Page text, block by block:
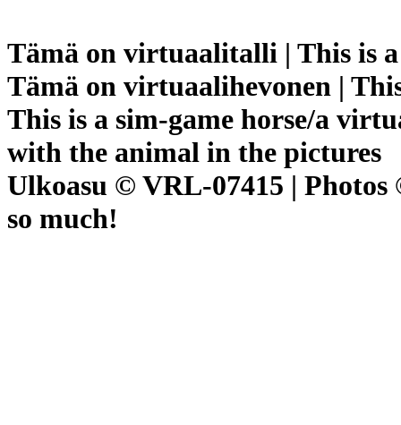
Tämä on virtuaalitalli | This is a
Tämä on virtuaalihevonen |
This is a sim-game horse/a
with the animal in the pictures
Ulkoasu © VRL-07415 |
so much!